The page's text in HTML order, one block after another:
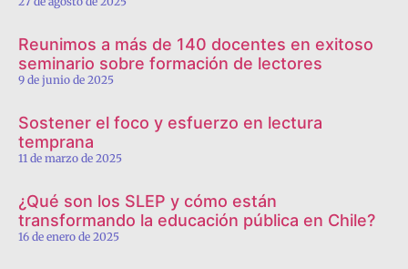
Reunimos a más de 140 docentes en exitoso
seminario sobre formación de lectores
9 de junio de 2025
Sostener el foco y esfuerzo en lectura
temprana
11 de marzo de 2025
¿Qué son los SLEP y cómo están
transformando la educación pública en Chile?
16 de enero de 2025